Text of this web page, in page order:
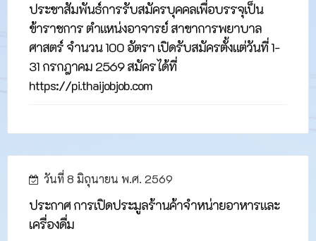
ประชาสัมพันธ์การรับสมัครบุคคลเพื่อบรรจุเป็น
ข้าราชการ ตำแหน่งอาจารย์ สาขาการพยาบาล
ศาสตร์ จำนวน 100 อัตรา เปิดรับสมัครตั้งแต่วันที่ 1-
31 กรกฎาคม 2569 สมัครได้ที่
https://pi.thaijobjob.com
วันที่ 8 มิถุนายน พ.ศ. 2569
ประกาศ การเปิดประมูลร้านค้าจำหน่ายอาหารและ
เครื่องดื่ม